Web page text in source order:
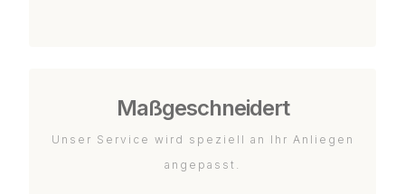
Maßgeschneidert
Unser Service wird speziell an Ihr Anliegen
angepasst.